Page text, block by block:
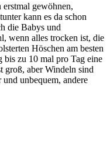
gewöhnen,
kann es da schon
die Babys und
wenn alles trocken ist, die
Höschen am besten
zu 10 mal pro Tag eine
groß, aber Windeln sind
unbequem, andere